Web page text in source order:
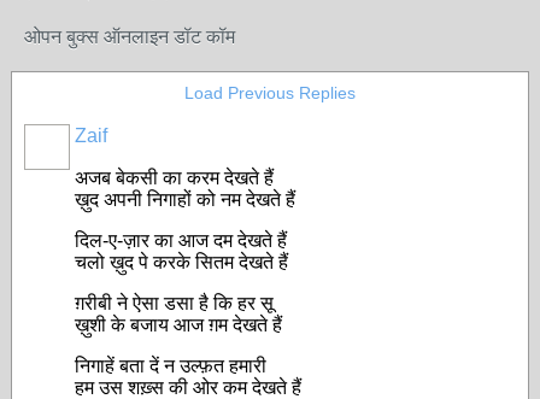
ओपन बुक्स ऑनलाइन डॉट कॉम
Load Previous Replies
Zaif
अजब बेकसी का करम देखते हैं
ख़ुद अपनी निगाहों को नम देखते हैं
दिल-ए-ज़ार का आज दम देखते हैं
चलो ख़ुद पे करके सितम देखते हैं
ग़रीबी ने ऐसा डसा है कि हर सू
ख़ुशी के बजाय आज ग़म देखते हैं
निगाहें बता दें न उल्फ़त हमारी
हम उस शख़्स की ओर कम देखते हैं